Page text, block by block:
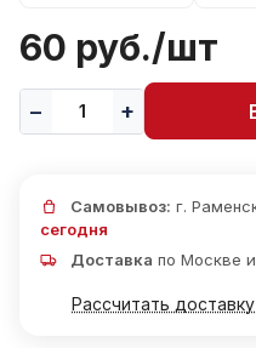
60 руб./шт
Самовывоз: г.
сегодня
Доставка по Москве
Рассчитать доставку